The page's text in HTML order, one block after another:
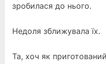
зробилася до нього.
Недоля зближувала їх.
Та, хоч як